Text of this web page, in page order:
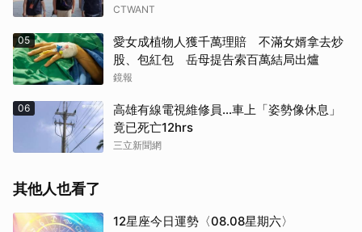
CTWANT
05
愛女成植物人獲千萬理賠 不滿女婿拿去炒
股、包紅包 岳母提告索百萬結局出爐
鏡報
06
高雄有線電視維修員…車上「姿勢像休息」
竟已死亡12hrs
三立新聞網
其他人也看了
12星座今日運勢〈08.08星期六〉